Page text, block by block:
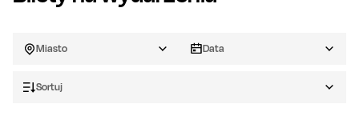
Miasto Data
Sortuj